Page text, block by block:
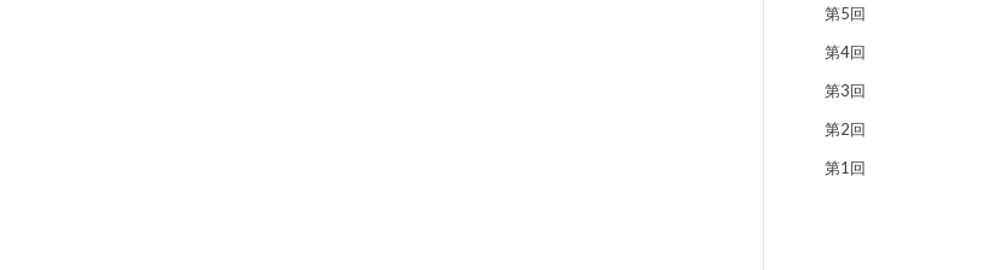
第5回
第4回
第3回
第2回
第1回